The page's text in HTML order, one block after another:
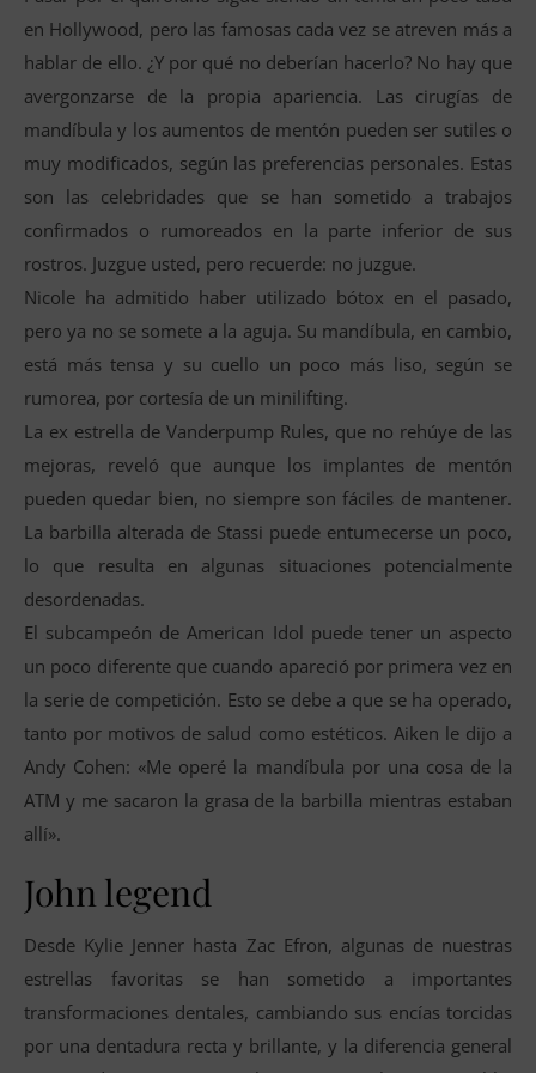
en Hollywood, pero las famosas cada vez se atreven más a
hablar de ello. ¿Y por qué no deberían hacerlo? No hay que
avergonzarse de la propia apariencia. Las cirugías de
mandíbula y los aumentos de mentón pueden ser sutiles o
muy modificados, según las preferencias personales. Estas
son las celebridades que se han sometido a trabajos
confirmados o rumoreados en la parte inferior de sus
rostros. Juzgue usted, pero recuerde: no juzgue.
Nicole ha admitido haber utilizado bótox en el pasado,
pero ya no se somete a la aguja. Su mandíbula, en cambio,
está más tensa y su cuello un poco más liso, según se
rumorea, por cortesía de un minilifting.
La ex estrella de Vanderpump Rules, que no rehúye de las
mejoras, reveló que aunque los implantes de mentón
pueden quedar bien, no siempre son fáciles de mantener.
La barbilla alterada de Stassi puede entumecerse un poco,
lo que resulta en algunas situaciones potencialmente
desordenadas.
El subcampeón de American Idol puede tener un aspecto
un poco diferente que cuando apareció por primera vez en
la serie de competición. Esto se debe a que se ha operado,
tanto por motivos de salud como estéticos. Aiken le dijo a
Andy Cohen: «Me operé la mandíbula por una cosa de la
ATM y me sacaron la grasa de la barbilla mientras estaban
allí».
John legend
Desde Kylie Jenner hasta Zac Efron, algunas de nuestras
estrellas favoritas se han sometido a importantes
transformaciones dentales, cambiando sus encías torcidas
por una dentadura recta y brillante, y la diferencia general